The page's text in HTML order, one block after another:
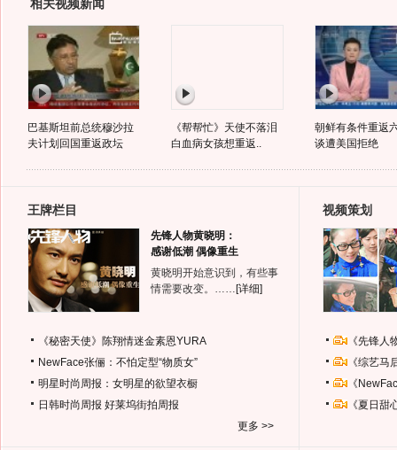
相关视频新闻
巴基斯坦前总统穆沙拉
夫计划回国重返政坛
《帮帮忙》天使不落泪
白血病女孩想重返..
朝鲜有条件重返
谈遭美国拒绝
王牌栏目
先锋人物黄晓明：
感谢低潮 偶像重生
黄晓明开始意识到，有些事
情需要改变。…… [详细]
《秘密天使》陈翔情迷金素恩YURA
NewFace张俪：不怕定型“物质女”
明星时尚周报：女明星的欲望衣橱
日韩时尚周报 好莱坞街拍周报
更多 >>
视频策划
《先锋
《综艺
《
《夏日